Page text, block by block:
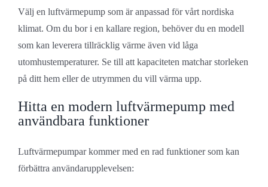
Välj en luftvärmepump som är anpassad för vårt nordiska
klimat. Om du bor i en kallare region, behöver du en modell
som kan leverera tillräcklig värme även vid låga
utomhustemperaturer. Se till att kapaciteten matchar storleken
på ditt hem eller de utrymmen du vill värma upp.
Hitta en modern luftvärmepump med
användbara funktioner
Luftvärmepumpar kommer med en rad funktioner som kan
förbättra användarupplevelsen: